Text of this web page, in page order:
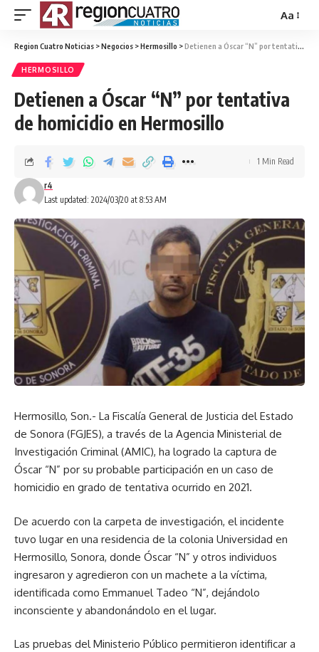
Aa
Region Cuatro Noticias >Negocios >Hermosillo >Detienen a Óscar “N” por tentativa de homicidio en Hermosillo
HERMOSILLO
Detienen a Óscar “N” por tentativa
de homicidio en Hermosillo
Last updated: 2024/03/20 at 8:53 AM
r4
1 Min Read
Hermosillo, Son.- La Fiscalía General de Justicia del Estado
de Sonora (FGJES), a través de la Agencia Ministerial de
Investigación Criminal (AMIC), ha logrado la captura de
Óscar “N” por su probable participación en un caso de
homicidio en grado de tentativa ocurrido en 2021.
De acuerdo con la carpeta de investigación, el incidente
tuvo lugar en una residencia de la colonia Universidad en
Hermosillo, Sonora, donde Óscar “N” y otros individuos
ingresaron y agredieron con un machete a la víctima,
identificada como Emmanuel Tadeo “N”, dejándolo
inconsciente y abandonándolo en el lugar.
Las pruebas del Ministerio Público permitieron identificar a